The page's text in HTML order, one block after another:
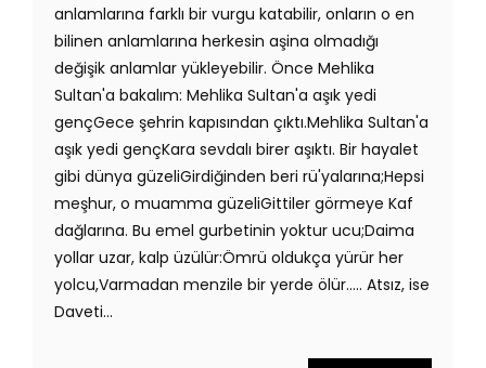
anlamlarına farklı bir vurgu katabilir, onların o en
bilinen anlamlarına herkesin aşina olmadığı
değişik anlamlar yükleyebilir. Önce Mehlika
Sultan'a bakalım: Mehlika Sultan'a aşık yedi
gençGece şehrin kapısından çıktı.Mehlika Sultan'a
aşık yedi gençKara sevdalı birer aşıktı. Bir hayalet
gibi dünya güzeliGirdiğinden beri rü'yalarına;Hepsi
meşhur, o muamma güzeliGittiler görmeye Kaf
dağlarına. Bu emel gurbetinin yoktur ucu;Daima
yollar uzar, kalp üzülür:Ömrü oldukça yürür her
yolcu,Varmadan menzile bir yerde ölür..... Atsız, ise
Daveti...